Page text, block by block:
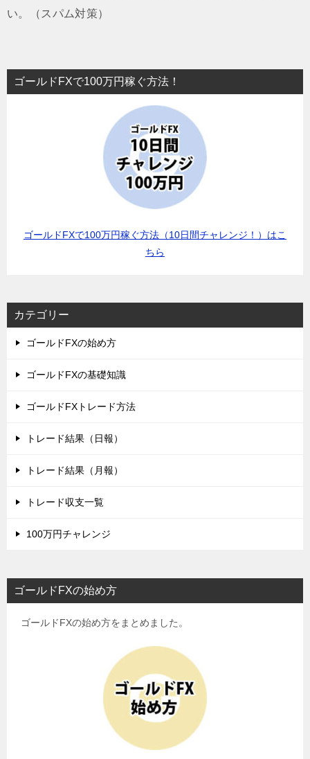
い。（スパム対策）
ゴールドFXで100万円稼ぐ方法！
ゴールドFXで100万円稼ぐ方法（10日間チャレンジ！）はこ
ちら
カテゴリー
ゴールドFXの始め方
ゴールドFXの基礎知識
ゴールドFXトレード方法
トレード結果（日報）
トレード結果（月報）
トレード収支一覧
100万円チャレンジ
ゴールドFXの始め方
ゴールドFXの始め方をまとめました。